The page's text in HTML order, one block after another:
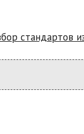
стандартов